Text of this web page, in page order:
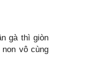
gà thì giòn
vô cùng